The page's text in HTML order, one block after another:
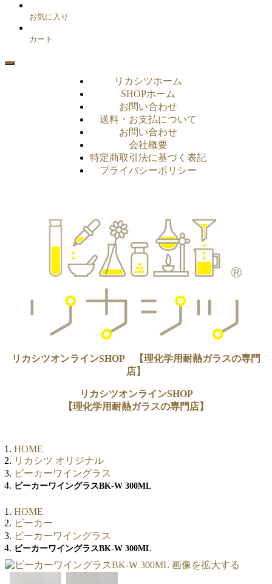
お気に入り
カート
リカシツホーム
SHOPホーム
お問い合わせ
送料・お支払について
お問い合わせ
会社概要
特定商取引法に基づく表記
プライバシーポリシー
リカシツオンラインSHOP 【理化学用耐熱ガラスの専門
店】
リカシツオンラインSHOP
【理化学用耐熱ガラスの専門店】
HOME
リカシツ オリジナル
ビーカーワイングラス
ビーカーワイングラスBK-W 300ML
HOME
ビーカー
ビーカーワイングラス
ビーカーワイングラスBK-W 300ML
画像を拡大する